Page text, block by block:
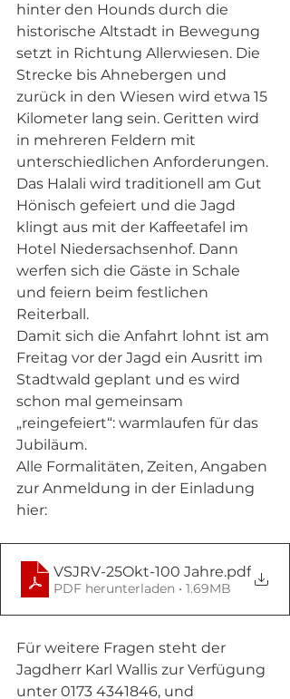
hinter den Hounds durch die
historische Altstadt in Bewegung
setzt in Richtung Allerwiesen. Die
Strecke bis Ahnebergen und
zurück in den Wiesen wird etwa 15
Kilometer lang sein. Geritten wird
in mehreren Feldern mit
unterschiedlichen Anforderungen.
Das Halali wird traditionell am Gut
Hönisch gefeiert und die Jagd
klingt aus mit der Kaffeetafel im
Hotel Niedersachsenhof. Dann
werfen sich die Gäste in Schale
und feiern beim festlichen
Reiterball.
Damit sich die Anfahrt lohnt ist am
Freitag vor der Jagd ein Ausritt im
Stadtwald geplant und es wird
schon mal gemeinsam
„reingefeiert“: warmlaufen für das
Jubiläum.
Alle Formalitäten, Zeiten, Angaben
zur Anmeldung in der Einladung
hier:
VSJRV-25Okt-100 Jahre.pdf
PDF herunterladen • 1.69MB
Für weitere Fragen steht der
Jagdherr Karl Wallis zur Verfügung
unter 0173 4341846, und